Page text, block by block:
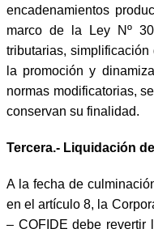
encadenamientos
marco de la Ley Nº
tributarias,
la promoción y
normas modificatorias,
conservan su finalidad.
Tercera.- Liquidación
A la fecha de
en el artículo 8, la
– COFIDE debe revertir